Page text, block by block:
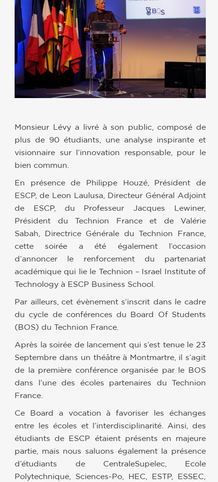
Monsieur Lévy a livré à son public, composé de
plus de 90 étudiants, une analyse inspirante et
visionnaire sur l’innovation responsable, pour le
bien commun.
En présence de Philippe Houzé, Président de
ESCP, de Leon Laulusa, Directeur Général Adjoint
de ESCP, du Professeur Jacques Lewiner,
Président du Technion France et de Valérie
Sabah, Directrice Générale du Technion France,
cette soirée a été également l’occasion
d’annoncer le renforcement du partenariat
académique qui lie le Technion – Israel Institute of
Technology à ESCP Business School.
Par ailleurs, cet évènement s’inscrit dans le cadre
du cycle de conférences du Board Of Students
(BOS) du Technion France.
Après la soirée de lancement qui s’est tenue le 23
Septembre dans un théâtre à Montmartre, il s’agit
de la première conférence organisée par le BOS
dans l’une des écoles partenaires du Technion
France.
Ce Board a vocation à favoriser les échanges
entre les écoles et l’interdisciplinarité. Ainsi, des
étudiants de ESCP étaient présents en majeure
partie, mais nous saluons également la présence
d’étudiants de CentraleSupelec, Ecole
Polytechnique, Sciences-Po, HEC, ESTP, ESSEC,